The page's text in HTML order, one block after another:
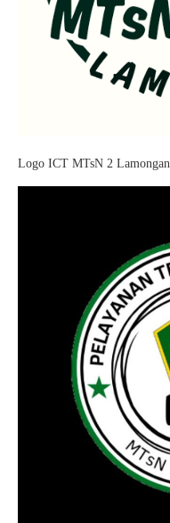
Logo ICT MTsN 2 Lamongan